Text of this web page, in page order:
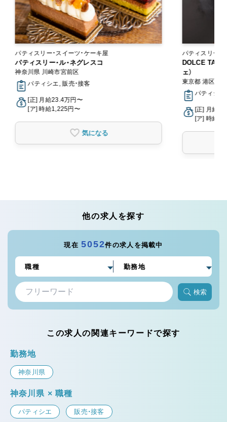
パティスリー・スイーツ・ケーキ屋
パティスリー・ル・ネグレスコ
神奈川県 川崎市宮前区
パティシエ, 販売・接客
[正] 月給23.4万円〜
[ア] 時給1,225円〜
気になる
パティスリー・スイー
ン
DOLCE
ェ）
東京都 港区
パティシエ
[正] 月給
[ア] 時給
他の求人を探す
現在5052件の求人を掲載中
検索
この求人の関連キーワードで探す
勤務地
神奈川県
神奈川県 × 職種
パティシエ 販売・接客